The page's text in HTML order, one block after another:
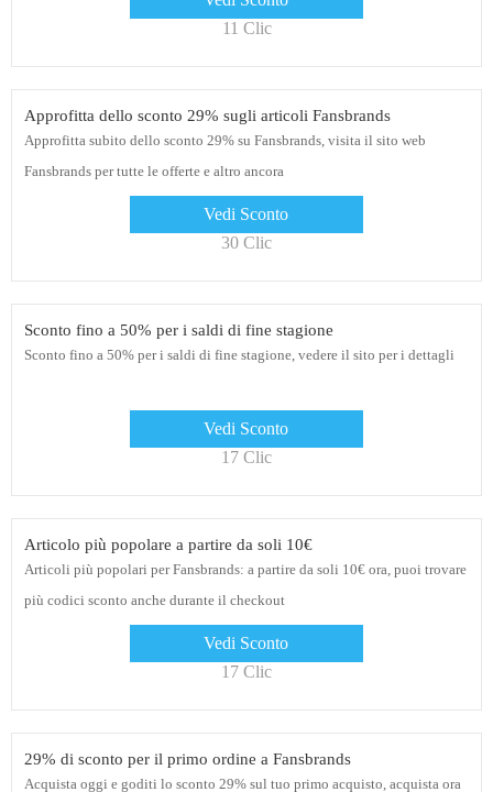
11 Clic
Approfitta dello sconto 29% sugli articoli Fansbrands
Approfitta subito dello sconto 29% su Fansbrands, visita il sito web
Fansbrands per tutte le offerte e altro ancora
Vedi Sconto
30 Clic
Sconto fino a 50% per i saldi di fine stagione
Sconto fino a 50% per i saldi di fine stagione, vedere il sito per i dettagli
Vedi Sconto
17 Clic
Articolo più popolare a partire da soli 10€
Articoli più popolari per Fansbrands: a partire da soli 10€ ora, puoi trovare
più codici sconto anche durante il checkout
Vedi Sconto
17 Clic
29% di sconto per il primo ordine a Fansbrands
Acquista oggi e goditi lo sconto 29% sul tuo primo acquisto, acquista ora